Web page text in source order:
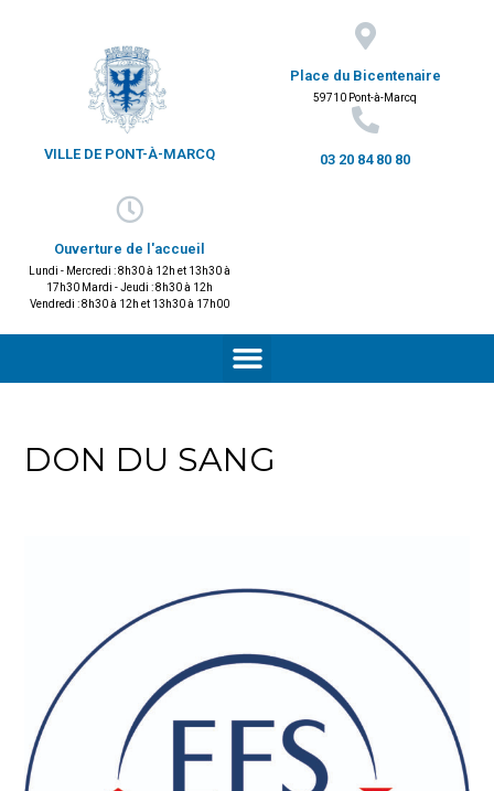
VILLE DE PONT-À-MARCQ
Place du Bicentenaire
59710 Pont-à-Marcq
03 20 84 80 80
Ouverture de l'accueil
Lundi - Mercredi : 8h30 à 12h et 13h30 à
17h30 Mardi - Jeudi : 8h30 à 12h
Vendredi : 8h30 à 12h et 13h30 à 17h00
DON DU SANG